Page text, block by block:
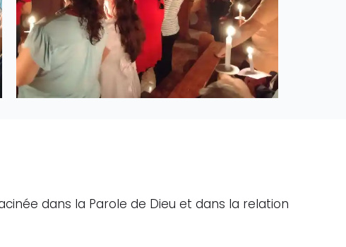
dans la Parole de Dieu et dans la relation